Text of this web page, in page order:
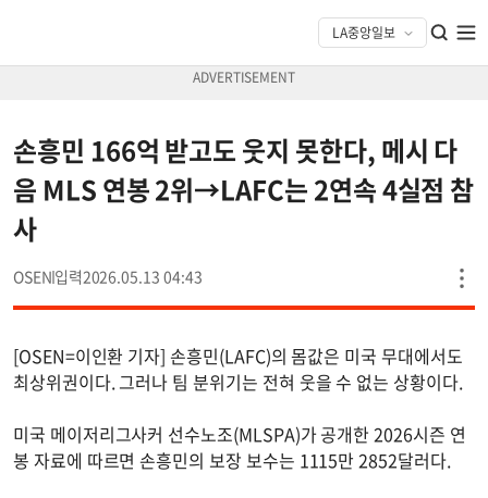
손흥민 166억 받고도 웃지 못한다, 메시 다
음 MLS 연봉 2위→LAFC는 2연속 4실점 참
사
OSEN 2026.05.13 04:43
[OSEN=이인환 기자] 손흥민(LAFC)의 몸값은 미국 무대에서도
최상위권이다. 그러나 팀 분위기는 전혀 웃을 수 없는 상황이다.
미국 메이저리그사커 선수노조(MLSPA)가 공개한 2026시즌 연
봉 자료에 따르면 손흥민의 보장 보수는 1115만 2852달러다.